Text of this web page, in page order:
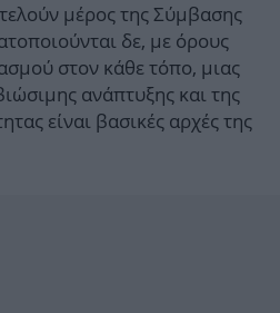
μέρος της Σύμβασης
δε, με όρους
στον κάθε τόπο, μιας
ανάπτυξης και της
είναι βασικές αρχές της